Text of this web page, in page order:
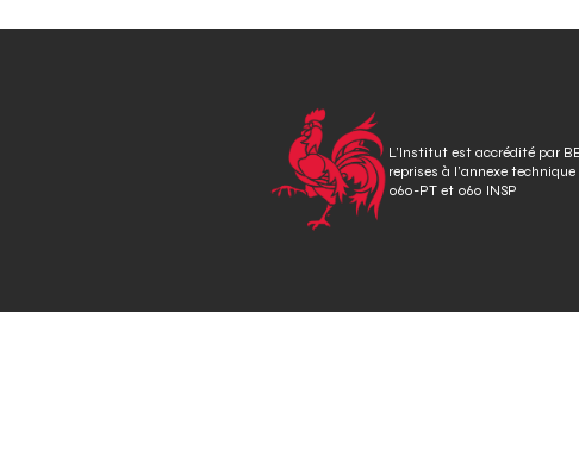
a
L’Institut est accrédité par
reprises à l’annexe
060-PT et 060 INSP